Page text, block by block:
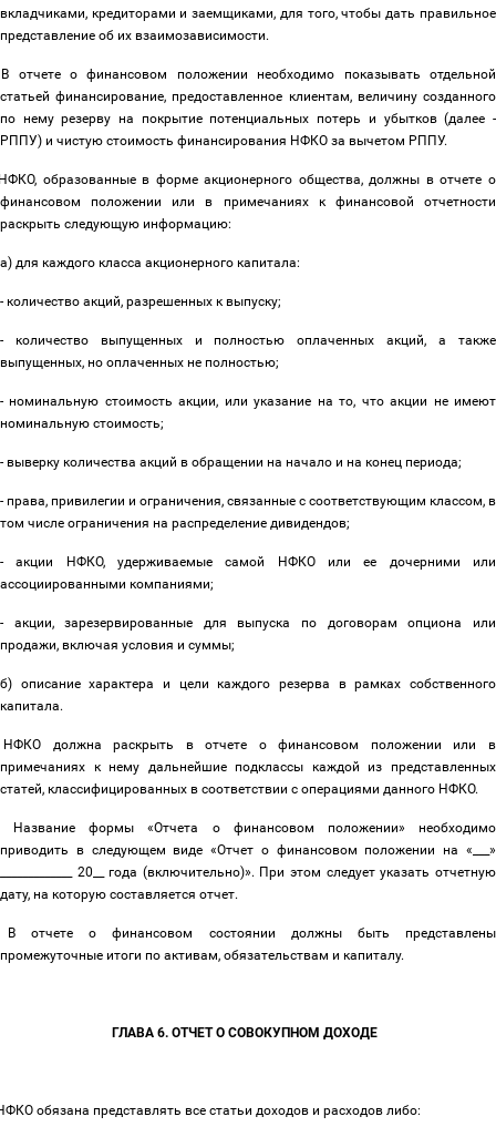
вкладчиками, кредиторами и заемщиками, для того, чтобы дать правильное
представление об их взаимозависимости.
В отчете о финансовом положении необходимо показывать отдельной
статьей финансирование, предоставленное клиентам, величину созданного
по нему резерву на покрытие потенциальных потерь и убытков (далее -
РППУ) и чистую стоимость финансирования НФКО за вычетом РППУ.
образованные в форме акционерного общества, должны в отчете о
финансовом положении или в примечаниях к финансовой отчетности
раскрыть следующую информацию:
а) для каждого класса акционерного капитала:
- количество акций, разрешенных к выпуску;
- количество выпущенных и полностью оплаченных акций, а также
выпущенных, но оплаченных не полностью;
- номинальную стоимость акции, или указание на то, что акции не имеют
номинальную стоимость;
- выверку количества акций в обращении на начало и на конец периода;
- права, привилегии и ограничения, связанные с соответствующим классом, в
том числе ограничения на распределение дивидендов;
- акции НФКО, удерживаемые самой НФКО или ее дочерними или
ассоциированными компаниями;
- акции, зарезервированные для выпуска по договорам опциона или
продажи, включая условия и суммы;
б) описание характера и цели каждого резерва в рамках собственного
капитала.
НФКО должна раскрыть в отчете о финансовом положении или в
примечаниях к нему дальнейшие подклассы каждой из представленных
статей, классифицированных в соответствии с операциями данного НФКО.
Название формы «Отчета о финансовом положении» необходимо
приводить в следующем виде «Отчет о финансовом положении на «___»
_____________ 20__ года (включительно)». При этом следует указать отчетную
дату, на которую составляется отчет.
В отчете о финансовом состоянии должны быть представлены
промежуточные итоги по активам, обязательствам и капиталу.
ГЛАВА 6. ОТЧЕТ О СОВОКУПНОМ ДОХОДЕ
обязана представлять все статьи доходов и расходов либо: